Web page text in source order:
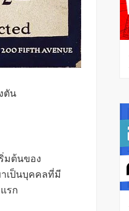
ตัน
มต้นของ
าเป็นบุคคลที่มี
รก